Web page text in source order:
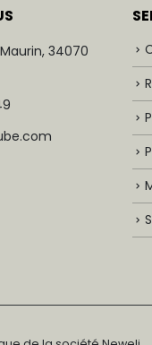
34070